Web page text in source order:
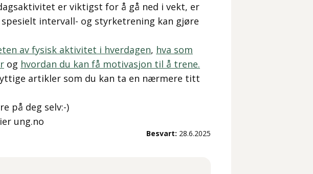
er viktigst for å gå ned i vekt, er
intervall- og styrketrening kan gjøre
av fysisk aktivitet i hverdagen, hva som
og hvordan du kan få motivasjon til å trene.
artikler som du kan ta en nærmere titt
på deg selv:-)
ung.no
Besvart: 28.6.2025